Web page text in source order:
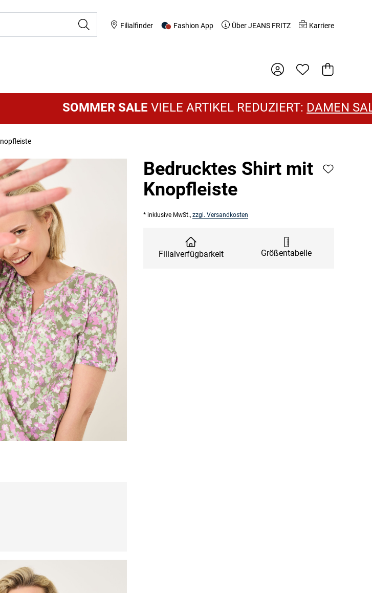
Filialfinder Fashion App Über JEANS FRITZ Karriere
Warenkorb
SOMMER SALEVIELE ARTIKEL REDUZIERT:DAMEN SALE
Bedrucktes Shirt mit
Knopfleiste
* inklusive MwSt., zzgl. Versandkosten
Filialverfügbarkeit Größentabelle